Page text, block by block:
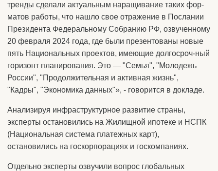
тренды сделали актуальным наращивание таких фор-
матов работы, что нашло свое отражение в Послании
Президента Федеральному Собранию РФ, озвученному
20 февраля 2024 года, где были презентованы новые
пять Национальных проектов, имеющие долгосроч-ный
горизонт планирования. Это — "Семья", "Молодежь
России", "Продолжительная и активная жизнь",
"Кадры", "Экономика данных"», - говорится в докладе.
Анализируя инфраструктурное развитие страны,
эксперты остановились на Жилищной ипотеке и НСПК
(Национальная система платежных карт),
остановились на госкорпорациях и госкомпаниях.
Отдельно эксперты озвучили вопрос глобальных